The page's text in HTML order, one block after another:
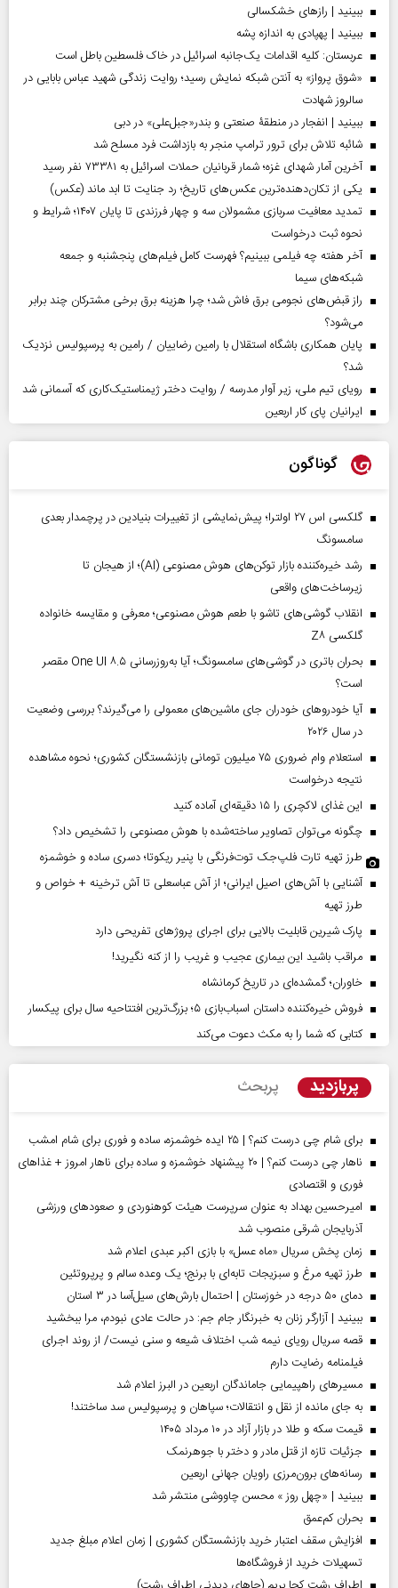
ببینید | رازهای خشکسالی
ببینید | پهپادی به اندازه پشه
عربستان: کلیه اقدامات یک‌جانبه اسرائیل در خاک فلسطین باطل است
«شوق پرواز» به آنتن شبکه نمایش رسید؛ روایت زندگی شهید عباس بابایی در
سالروز شهادت
ببینید | انفجار در منطقۀ صنعتی و بندر«جبل‌علی» در دبی
شائبه تلاش برای ترور ترامپ منجر به بازداشت فرد مسلح شد
آخرین آمار شهدای غزه؛ شمار قربانیان حملات اسرائیل به ۷۳۳۸۱ نفر رسید
یکی از تکان‌دهنده‌ترین عکس‌های تاریخ؛ رد جنایت تا ابد ماند (عکس)
تمدید معافیت سربازی مشمولان سه و چهار فرزندی تا پایان ۱۴۰۷؛ شرایط و
نحوه ثبت درخواست
آخر هفته چه فیلمی ببینیم؟ فهرست کامل فیلم‌های پنجشنبه و جمعه
شبکه‌های سیما
راز قبض‌های نجومی برق فاش شد؛ چرا هزینه برق برخی مشترکان چند برابر
می‌شود؟
پایان همکاری باشگاه استقلال با رامین رضاییان / رامین به پرسپولیس نزدیک
شد؟
رویای تیم ملی، زیر آوار مدرسه / روایت دختر ژیمناستیک‌کاری که آسمانی شد
ایرانیان پای کار اربعین
گوناگون
گلکسی اس ۲۷ اولترا؛ پیش‌نمایشی از تغییرات بنیادین در پرچمدار بعدی
سامسونگ
رشد خیره‌کننده بازار توکن‌های هوش مصنوعی (AI)؛ از هیجان تا
زیرساخت‌های واقعی
انقلاب گوشی‌های تاشو‌ با طعم هوش مصنوعی؛ معرفی و مقایسه خانواده
گلکسی Z۸
بحران باتری در گوشی‌های سامسونگ؛ آیا به‌روزرسانی One UI ۸.۵ مقصر
است؟
آیا خودروهای خودران جای ماشین‌های معمولی را می‌گیرند؟ بررسی وضعیت
در سال ۲۰۲۶
استعلام وام ضروری ۷۵ میلیون تومانی بازنشستگان کشوری؛ نحوه مشاهده
نتیجه درخواست
این غذای لاکچری را ۱۵ دقیقه‌ای آماده کنید
چگونه می‌توان تصاویر ساخته‌شده با هوش مصنوعی را تشخیص داد؟
طرز تهیه تارت فلپ‌جک توت‌فرنگی با پنیر ریکوتا؛ دسری ساده و خوشمزه
آشنایی با آش‌های اصیل ایرانی؛ از آش عباسعلی تا آش ترخینه + خواص و
طرز تهیه
پارک شیرین قابلیت‌ بالایی برای اجرای پروژهای تفریحی دارد
مراقب باشید این بیماری عجیب و غریب را از کنه نگیرید!
خاوران؛ گمشده‌ای در تاریخ کرمانشاه
فروش خیره‌کننده داستان اسباب‌بازی ۵؛ بزرگ‌ترین افتتاحیه سال برای پیکسار
کتابی که شما را به مکث دعوت می‌کند
پربازدید پربحث
برای شام چی درست کنم؟ | ۲۵ ایده خوشمزه، ساده و فوری برای شام امشب
ناهار چی درست کنم؟ | ۲۰ پیشنهاد خوشمزه و ساده برای ناهار امروز + غذاهای
فوری و اقتصادی
امیرحسین بهداد به عنوان سرپرست هیئت کوهنوردی و صعودهای ورزشی
آذربایجان شرقی منصوب شد
زمان پخش سریال «ماه عسل» با بازی اکبر عبدی اعلام شد
طرز تهیه مرغ و سبزیجات تابه‌ای با برنج؛ یک وعده سالم و پرپروتئین
دمای ۵۰ درجه در خوزستان | احتمال بارش‌های سیل‌آسا در ۳ استان
ببینید | آزارگر زنان به خبرنگار جام جم: در حالت عادی نبودم، مرا ببخشید
قصه سریال رویای نیمه شب اختلاف شیعه و سنی نیست/ از روند اجرای
فیلمنامه رضایت دارم
مسیر‌های راهپیمایی جاماندگان اربعین در البرز اعلام شد
به جای مانده از نقل و انتقالات؛ سپاهان و پرسپولیس سد ساختند!
قیمت سکه و طلا در بازار آزاد در ۱۰ مرداد ۱۴۰۵
جزئیات تازه از قتل مادر و دختر با جوهرنمک
رسانه‌های برون‌مرزی راویان جهانی اربعین
ببینید | «چهل روز » محسن چاووشی منتشر شد
بحران کم‌عمق
افزایش سقف اعتبار خرید بازنشستگان کشوری | زمان اعلام مبلغ جدید
تسهیلات خرید از فروشگاه‌ها